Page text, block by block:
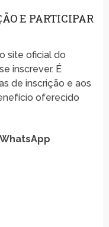
E PARTICIPAR
site oficial do
inscrever. É
de inscrição e aos
oferecido